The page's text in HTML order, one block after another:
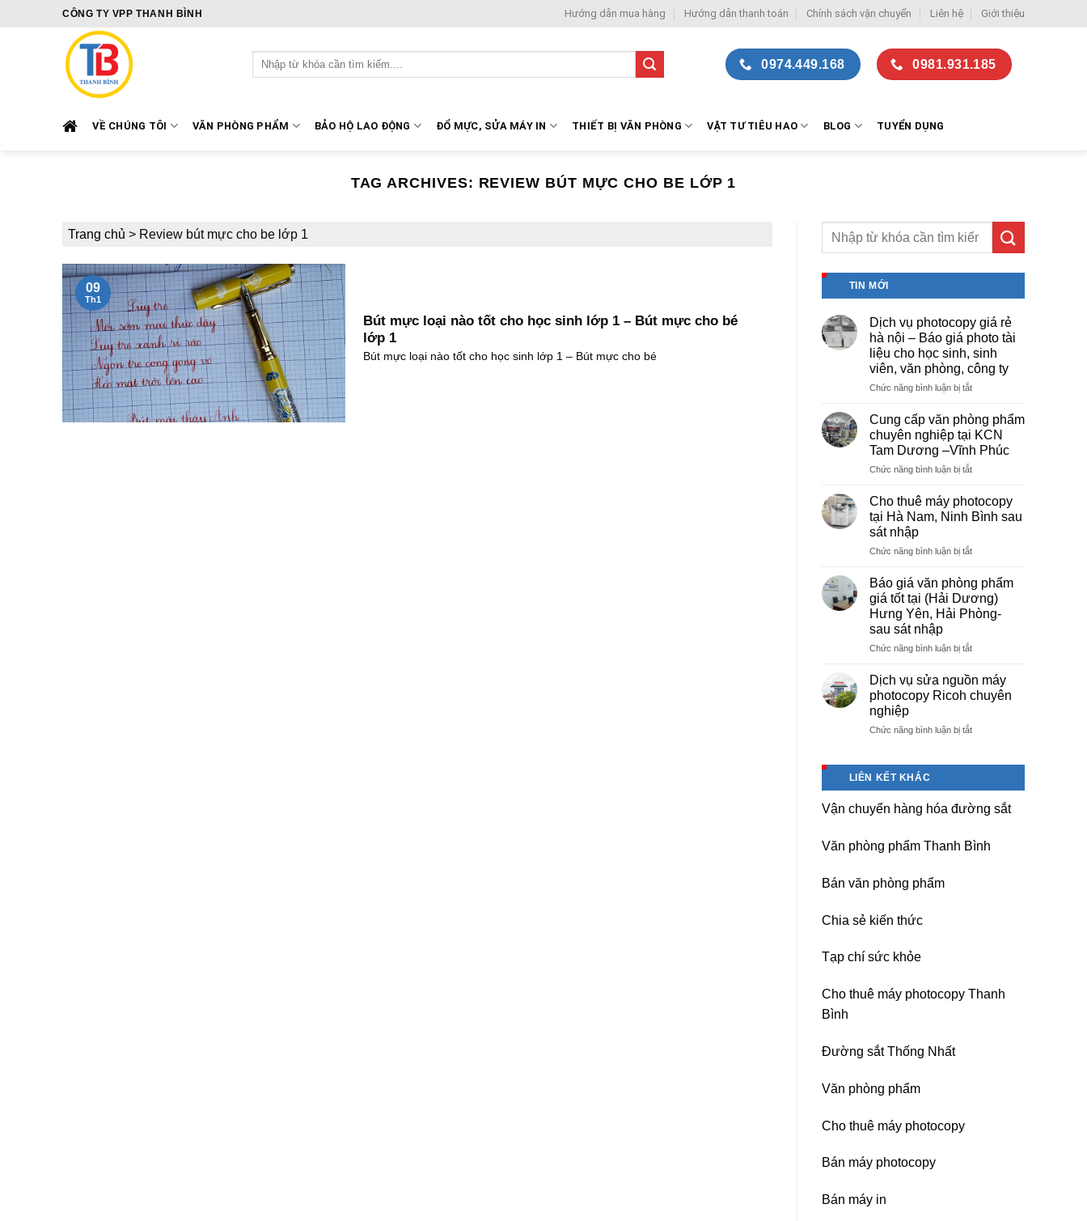
CÔNG TY VPP THANH BÌNH Hướng dẫn mua hàng Hướng dẫn thanh toán Chính sách vận chuyển Liên hệ Giới thiệu
Tìm
kiếm:
0974.449.168 0981.931.185
VỀ CHÚNG TÔI VĂN PHÒNG PHẨM BẢO HỘ LAO ĐỘNG ĐỔ MỰC, SỬA MÁY IN THIẾT BỊ VĂN PHÒNG VẬT TƯ TIÊU HAO BLOG TUYỂN DỤNG
TAG ARCHIVES: REVIEW BÚT MỰC CHO BE LỚP 1
Trang chủ > Review bút mực cho be lớp 1
Bút mực loại nào tốt cho học sinh lớp 1 – Bút mực cho bé
lớp 1
Bút mực loại nào tốt cho học sinh lớp 1 – Bút mực cho bé
09
Th1
TIN MỚI
Dịch vụ photocopy giá rẻ
hà nội – Báo giá photo tài
liệu cho học sinh, sinh
viên, văn phòng, công ty
Chức năng bình luận bị tắtở
vụ
photocopy
giá
rẻ
hà
–
Báo
giá
tài
cho
học
sinh,
sinh
văn
công
ty
Cung cấp văn phòng phẩm
chuyên nghiệp tại KCN
Tam Dương –Vĩnh Phúc
Chức năng bình luận bị tắtở
cấp
văn
phòng
chuyên
tại
KCN
Tam
Dương
Vĩnh
Cho thuê máy photocopy
tại Hà Nam, Ninh Bình sau
sát nhập
Chức năng bình luận bị tắtở
máy
photocopy
tại
Nam,
sau
sát
Báo giá văn phòng phẩm
giá tốt tại (Hải Dương)
Hưng Yên, Hải Phòng-
sau sát nhập
Chức năng bình luận bị tắtở
văn
phòng
giá
Yên,
Phòng-
sau
Dịch vụ sửa nguồn máy
photocopy Ricoh chuyên
nghiệp
Chức năng bình luận bị tắtở
photocopy
chuyên
nghiệp
LIÊN KẾT KHÁC
Vận chuyển hàng hóa đường sắt
Văn phòng phẩm Thanh Bình
Bán văn phòng phẩm
Chia sẻ kiến thức
Tạp chí sức khỏe
Cho thuê máy photocopy Thanh
Bình
Đường sắt Thống Nhất
Văn phòng phẩm
Cho thuê máy photocopy
Bán máy photocopy
Bán máy in